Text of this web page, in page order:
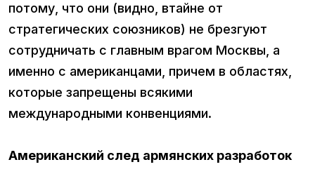
потому, что они (видно, втайне от
стратегических союзников) не брезгуют
сотрудничать с главным врагом Москвы, а
именно с американцами, причем в областях,
которые запрещены всякими
международными конвенциями.
Американский след армянских разработок